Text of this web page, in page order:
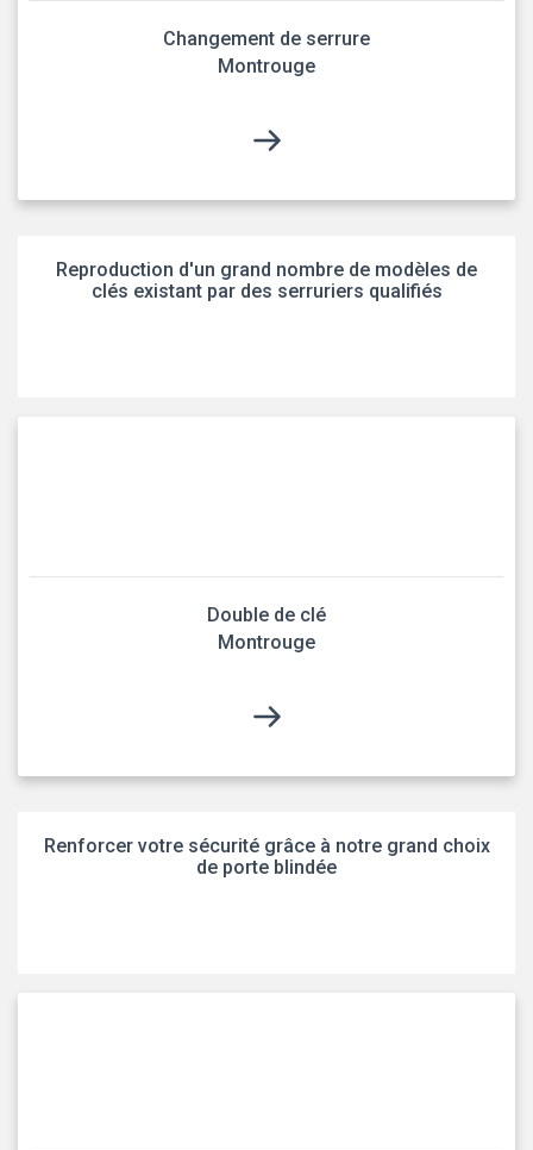
Changement de serrure
Montrouge
Reproduction d'un grand nombre de modèles de
clés existant par des serruriers qualifiés
Double de clé
Montrouge
Renforcer votre sécurité grâce à notre grand choix
de porte blindée